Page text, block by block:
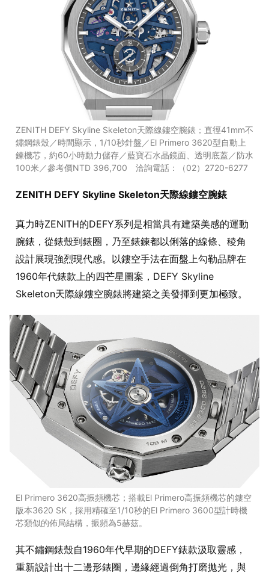
ZENITH DEFY Skyline Skeleton天際線鏤空腕錶；直徑41mm不
鏽鋼錶殼／時間顯示，1/10秒針盤／El Primero 3620型自動上
鍊機芯，約60小時動力儲存／藍寶石水晶鏡面、透明底蓋／防水
100米／參考價NTD 396,700 洽詢電話：（02）2720-6277
ZENITH DEFY Skyline Skeleton天際線鏤空腕錶
真力時ZENITH的DEFY系列是相當具有建築美感的運動
腕錶，從錶殼到錶圈，乃至錶鍊都以俐落的線條、稜角
設計展現強烈現代感。以鏤空手法在面盤上勾勒品牌在
1960年代錶款上的四芒星圖案，DEFY Skyline
Skeleton天際線鏤空腕錶將建築之美發揮到更加極致。
El Primero 3620高振頻機芯；搭載El Primero高振頻機芯的鏤空
版本3620 SK，採用精確至1/10秒的El Primero 3600型計時機
芯類似的佈局結構，振頻為5赫茲。
其不鏽鋼錶殼自1960年代早期的DEFY錶款汲取靈感，
重新設計出十二邊形錶圈，邊緣經過倒角打磨拋光，與